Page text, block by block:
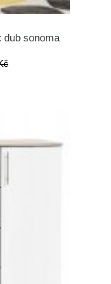
dub sonoma